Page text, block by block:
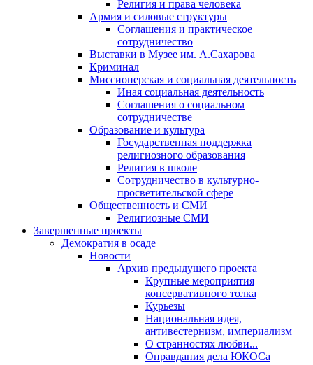
Религия и права человека
Армия и силовые структуры
Соглашения и практическое
сотрудничество
Выставки в Музее им. А.Сахарова
Криминал
Миссионерская и социальная деятельность
Иная социальная деятельность
Соглашения о социальном
сотрудничестве
Образование и культура
Государственная поддержка
религиозного образования
Религия в школе
Сотрудничество в культурно-
просветительской сфере
Общественность и СМИ
Религиозные СМИ
Завершенные проекты
Демократия в осаде
Новости
Архив предыдущего проекта
Крупные мероприятия
консервативного толка
Курьезы
Национальная идея,
антивестернизм, империализм
О странностях любви...
Оправдания дела ЮКОСа